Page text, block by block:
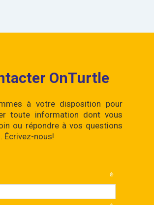
OnTurtle
à votre disposition pour
toute information dont vous
ou répondre à vos questions
Écrivez-nous!